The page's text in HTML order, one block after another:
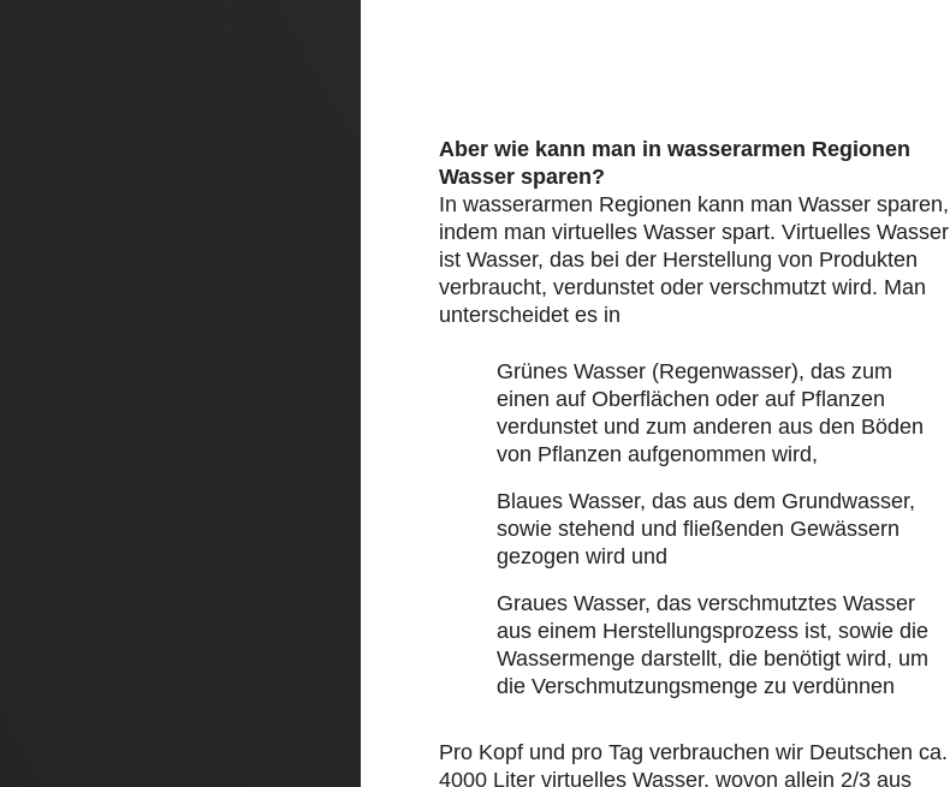
Aber wie kann man in wasserarmen Regionen
Wasser sparen?
In wasserarmen Regionen kann man Wasser sparen,
indem man virtuelles Wasser spart. Virtuelles Wasser
ist Wasser, das bei der Herstellung von Produkten
verbraucht, verdunstet oder verschmutzt wird. Man
unterscheidet es in
Grünes Wasser (Regenwasser), das zum
einen auf Oberflächen oder auf Pflanzen
verdunstet und zum anderen aus den Böden
von Pflanzen aufgenommen wird,
Blaues Wasser, das aus dem Grundwasser,
sowie stehend und fließenden Gewässern
gezogen wird und
Graues Wasser, das verschmutztes Wasser
aus einem Herstellungsprozess ist, sowie die
Wassermenge darstellt, die benötigt wird, um
die Verschmutzungsmenge zu verdünnen
Pro Kopf und pro Tag verbrauchen wir Deutschen ca.
4000 Liter virtuelles Wasser, wovon allein 2/3 aus